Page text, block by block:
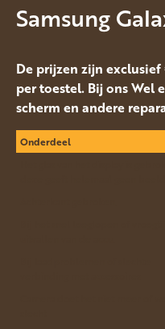
Samsung
De prijzen zijn
per toestel. Bij ons Wel
scherm en andere
Onderdeel